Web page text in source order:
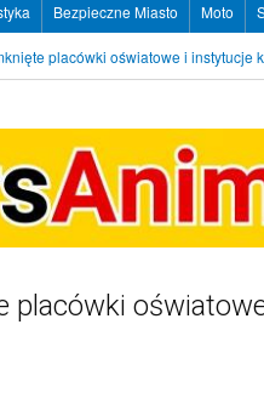
Bezpieczne Miasto Moto
placówki oświatowe i instytucje
placówki